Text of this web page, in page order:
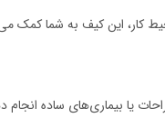
کار، این کیف به شما کمک
یا بیماری‌های ساده